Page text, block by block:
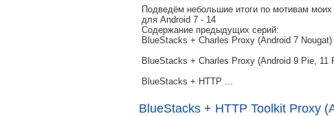
Подведём небольшие итоги по мотивам
для Android 7 - 14
Содержание предыдущих серий:
BlueStacks + Charles Proxy (Android 7 Nougat)
BlueStacks + Charles Proxy (Android 9 Pie, 11
BlueStacks + HTTP ...
BlueStacks + HTTP Toolkit Proxy